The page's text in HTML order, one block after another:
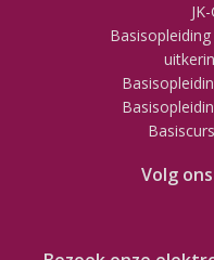
Volg